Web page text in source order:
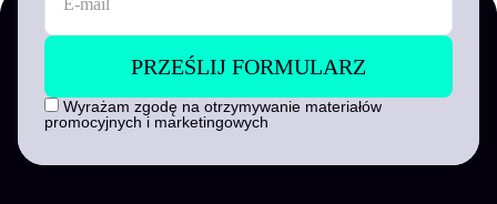
Wyrażam zgodę na otrzymywanie materiałów
promocyjnych i marketingowych